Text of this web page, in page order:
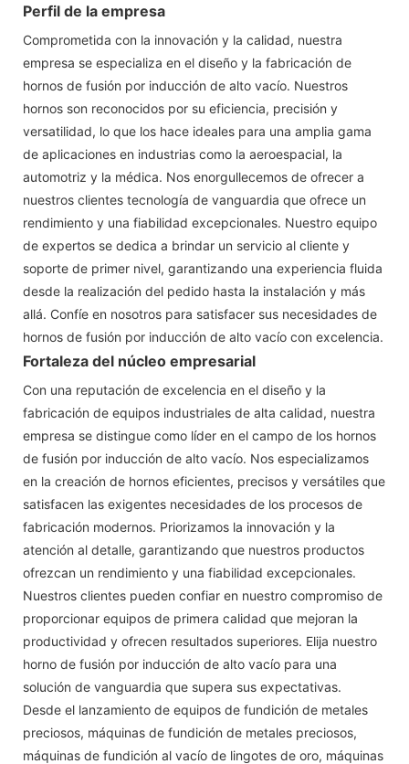
Perfil de la empresa
Comprometida con la innovación y la calidad, nuestra
empresa se especializa en el diseño y la fabricación de
hornos de fusión por inducción de alto vacío. Nuestros
hornos son reconocidos por su eficiencia, precisión y
versatilidad, lo que los hace ideales para una amplia gama
de aplicaciones en industrias como la aeroespacial, la
automotriz y la médica. Nos enorgullecemos de ofrecer a
nuestros clientes tecnología de vanguardia que ofrece un
rendimiento y una fiabilidad excepcionales. Nuestro equipo
de expertos se dedica a brindar un servicio al cliente y
soporte de primer nivel, garantizando una experiencia fluida
desde la realización del pedido hasta la instalación y más
allá. Confíe en nosotros para satisfacer sus necesidades de
hornos de fusión por inducción de alto vacío con excelencia.
Fortaleza del núcleo empresarial
Con una reputación de excelencia en el diseño y la
fabricación de equipos industriales de alta calidad, nuestra
empresa se distingue como líder en el campo de los hornos
de fusión por inducción de alto vacío. Nos especializamos
en la creación de hornos eficientes, precisos y versátiles que
satisfacen las exigentes necesidades de los procesos de
fabricación modernos. Priorizamos la innovación y la
atención al detalle, garantizando que nuestros productos
ofrezcan un rendimiento y una fiabilidad excepcionales.
Nuestros clientes pueden confiar en nuestro compromiso de
proporcionar equipos de primera calidad que mejoran la
productividad y ofrecen resultados superiores. Elija nuestro
horno de fusión por inducción de alto vacío para una
solución de vanguardia que supera sus expectativas.
Desde el lanzamiento de equipos de fundición de metales
preciosos, máquinas de fundición de metales preciosos,
máquinas de fundición al vacío de lingotes de oro, máquinas